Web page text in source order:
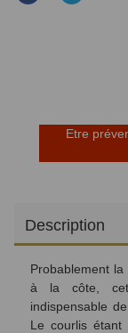
Etre
Description
Probablement
à la côte,
indispensable
Le courlis étant